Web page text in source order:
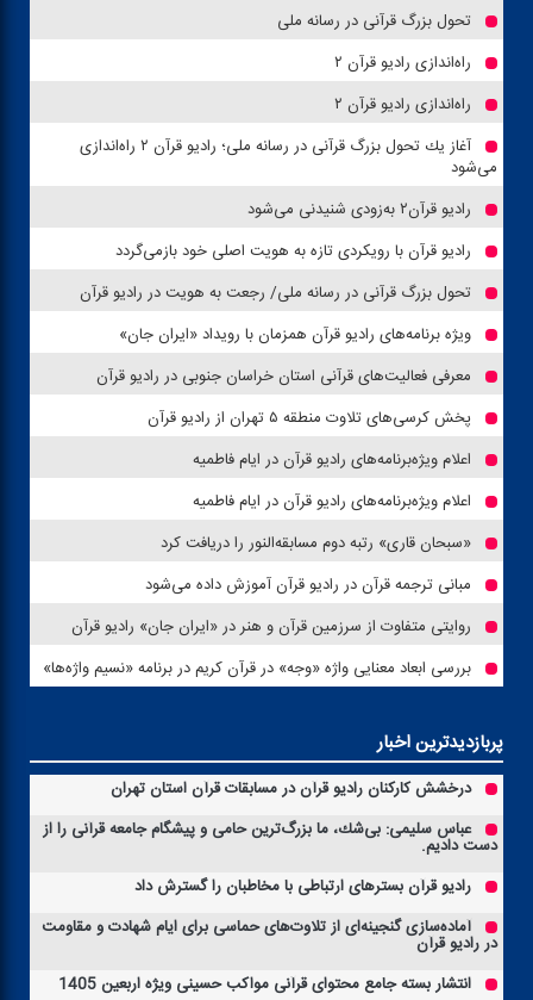
تحول بزرگ قرآنی در رسانه ملی
راه‌اندازی رادیو قرآن ۲
راه‌اندازی رادیو قرآن ۲
آغاز یك تحول بزرگ قرآنی در رسانه ملی؛ رادیو قرآن ۲ راه‌اندازی
می‌شود
رادیو قرآن‌۲ به‌زودی شنیدنی می‌شود
رادیو قرآن با رویكردی تازه به هویت اصلی خود بازمی‌گردد
تحول بزرگ قرآنی در رسانه ملی/ رجعت به هویت در رادیو قرآن
ویژه برنامه‌های رادیو قرآن همزمان با رویداد «ایران جان»
معرفی فعالیت‌های قرآنی استان خراسان جنوبی در رادیو قرآن
پخش كرسی‌های تلاوت منطقه ۵ تهران از رادیو قرآن
اعلام ویژه‌برنامه‌های رادیو قرآن در ایام فاطمیه
اعلام ویژه‌برنامه‌های رادیو قرآن در ایام فاطمیه
«سبحان قاری» رتبه دوم مسابقه‌النور را دریافت كرد
مبانی ترجمه قرآن در رادیو قرآن آموزش داده می‌شود
روایتی متفاوت از سرزمین قرآن و هنر در «ایران جان» رادیو قرآن
بررسی ابعاد معنایی واژه «وجه» در قرآن كریم در برنامه «نسیم واژه‌ها»
پربازدیدترین اخبار
درخشش كاركنان رادیو قرآن در مسابقات قرآن استان تهران
عباس سلیمی: بی‌شك، ما بزرگ‌ترین حامی و پیشگام جامعه قرآنی را از
دست دادیم.
رادیو قرآن بسترهای ارتباطی با مخاطبان را گسترش داد
آماده‌سازی گنجینه‌ای از تلاوت‌های حماسی برای ایام شهادت و مقاومت
در رادیو قرآن
انتشار بسته جامع محتوای قرآنی مواكب حسینی ویژه اربعین 1405